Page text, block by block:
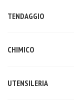
TENDAGGIO
CHIMICO
UTENSILERIA